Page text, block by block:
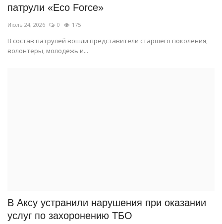
патрули «Eco Force»
Июль 24, 2026 0 175
В состав патрулей вошли представители старшего поколения,
волонтеры, молодежь и...
В Аксу устранили нарушения при оказании
услуг по захоронению ТБО